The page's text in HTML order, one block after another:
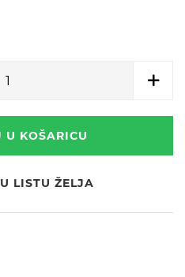
U KOŠARICU
LISTU ŽELJA